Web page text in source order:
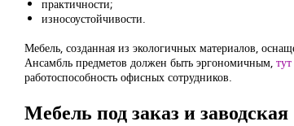
практичности;
износоустойчивости.
Мебель, созданная из экологичных материалов,
Ансамбль предметов должен быть эргономичным, тут
работоспособность офисных сотрудников.
Мебель под заказ и заводская